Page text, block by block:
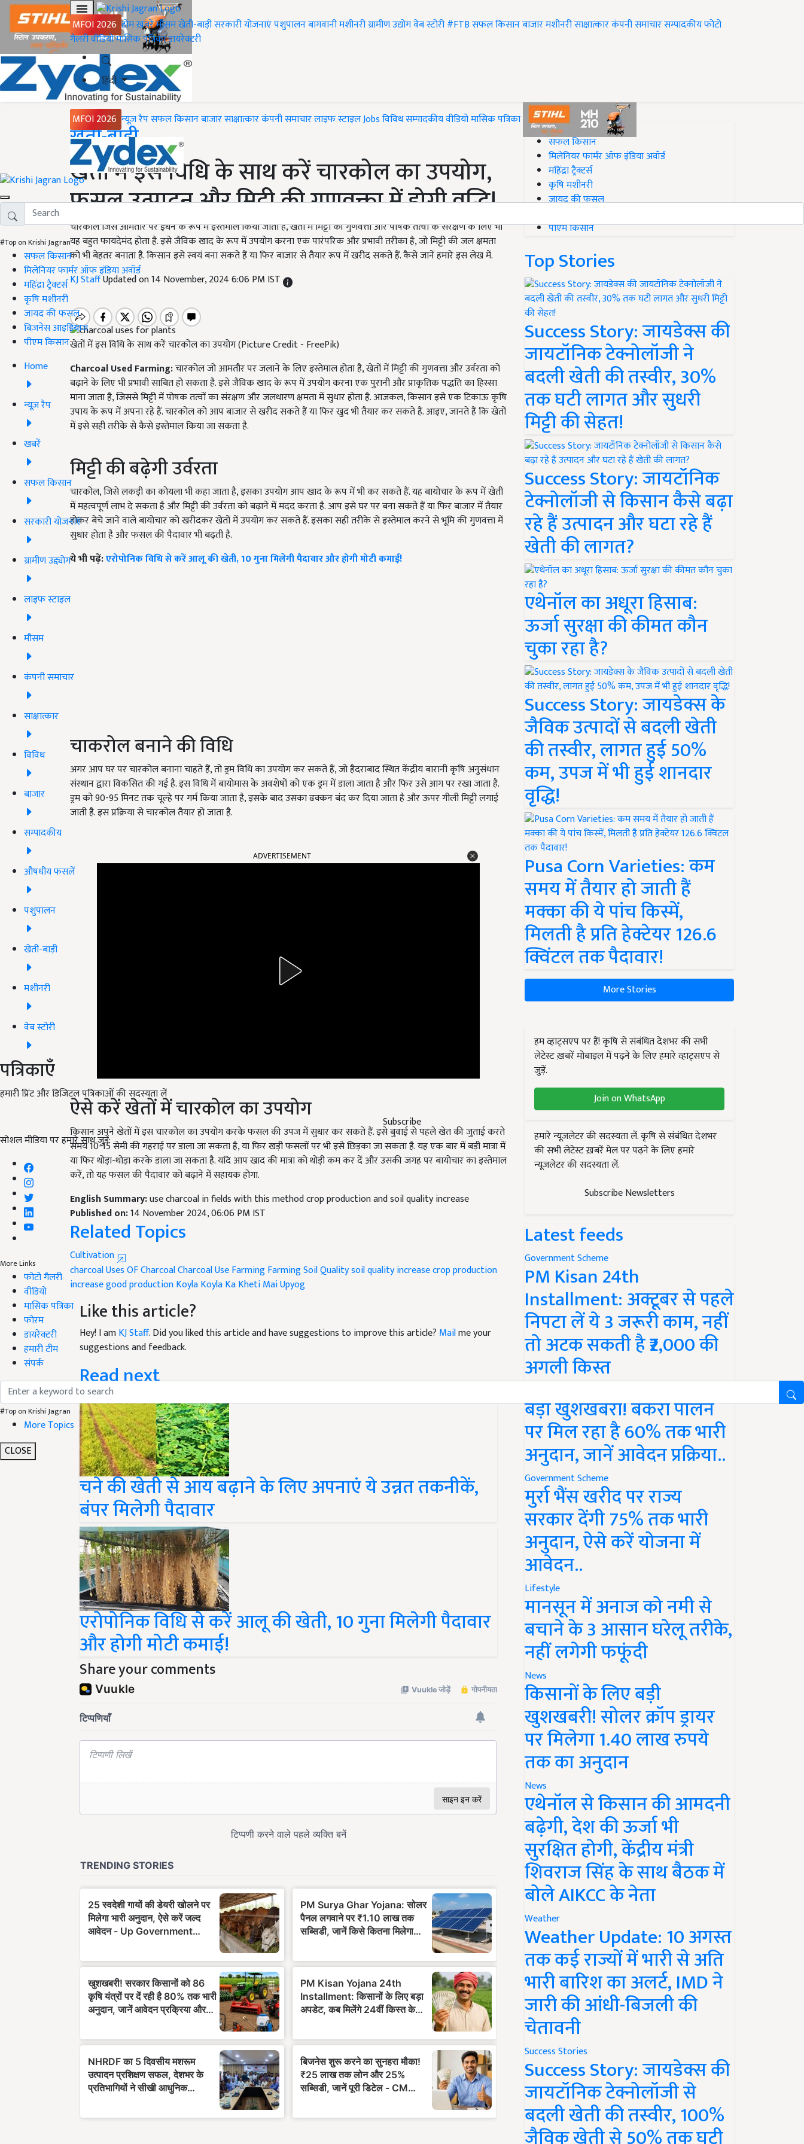
MFOI 2026 होमख़बरेंमौसमखेती-बाड़ीसरकारी योजनाएंपशुपालनबागवानीमशीनरीग्रामीण उद्योगवेब स्टोरी#FTBसफल किसानबाजारमशीनरीसाक्षात्कारकंपनी समाचारसम्पादकीयफोटो
गैलरीवीडियोमासिक पत्रिकाडायरेक्टरी
हिंदी
MFOI 2026 न्यूज़ रैपसफल किसानबाजारसाक्षात्कारकंपनी समाचारलाइफ स्टाइलJobsविविधसम्पादकीयवीडियोमासिक पत्रिका
#Top on Krishi Jagran
सफल किसान
मिलेनियर फार्मर ऑफ इंडिया अवॉर्ड
महिंद्रा ट्रैक्टर्स
कृषि मशीनरी
जायद की फसल
बिज़नेस आइडियाज
पीएम किसान
Home
न्यूज़ रैप
खबरें
सफल किसान
सरकारी योजनाएं
ग्रामीण उद्द्योग
लाइफ स्टाइल
मौसम
कंपनी समाचार
साक्षात्कार
विविध
बाजार
सम्पादकीय
औषधीय फसलें
पशुपालन
खेती-बाड़ी
मशीनरी
वेब स्टोरी
पत्रिकाएँ
हमारी प्रिंट और डिजिटल पत्रिकाओं की सदस्यता लें
Subscribe
सोशल मीडिया पर हमारे साथ जुड़ें:
More Links
फोटो गैलरी
वीडियो
मासिक पत्रिका
फोरम
डायरेक्टरी
हमारी टीम
संपर्क
#Top on Krishi Jagran
More Topics
CLOSE
Home
खेती-बाड़ी
खेतों में इस विधि के साथ करें चारकोल का उपयोग,
फसल उत्पादन और मिट्टी की गुणवक्ता में होगी वृद्धि!
चारकोल जिसे आमतौर पर ईंधन के रूप में इस्तेमाल किया जाता है, खेती में मिट्टी की गुणवत्ता और पोषक तत्वों के संरक्षण के लिए भी
यह बहुत फायदेमंद होता है. इसे जैविक खाद के रूप में उपयोग करना एक पारंपरिक और प्रभावी तरीका है, जो मिट्टी की जल क्षमता
को भी बेहतर बनाता है. किसान इसे स्वयं बना सकते हैं या फिर बाजार से तैयार रूप में खरीद सकते हैं. कैसे जानें हमारे इस लेख में.
KJ StaffUpdated on 14 November, 2024 6:06 PM IST
खेतों में इस विधि के साथ करें चारकोल का उपयोग (Picture Credit - FreePik)
Charcoal Used Farming:चारकोल जो आमतौर पर जलाने के लिए इस्तेमाल होता है, खेतों में मिट्टी की गुणवत्ता और उर्वरता को
बढ़ाने के लिए भी प्रभावी साबित हो सकता है. इसे जैविक खाद के रूप में उपयोग करना एक पुरानी और प्राकृतिक पद्धति का हिस्सा
माना जाता है, जिससे मिट्टी में पोषक तत्वों का संरक्षण और जलधारण क्षमता में सुधार होता है. आजकल, किसान इसे एक टिकाऊ कृषि
उपाय के रूप में अपना रहे हैं. चारकोल को आप बाजार से खरीद सकते हैं या फिर खुद भी तैयार कर सकते हैं. आइए, जानते हैं कि खेतों
में इसे सही तरीके से कैसे इस्तेमाल किया जा सकता है.
मिट्टी की बढ़ेगी उर्वरता
चारकोल, जिसे लकड़ी का कोयला भी कहा जाता है, इसका उपयोग आप खाद के रूप में भी कर सकते हैं. यह बायोचार के रूप में खेती
में महत्वपूर्ण लाभ दे सकता है और मिट्टी की उर्वरता को बढ़ाने में मदद करता है. आप इसे घर पर बना सकते हैं या फिर बाजार में तैयार
होकर बेचे जाने वाले बायोचार को खरीदकर खेतों में उपयोग कर सकते हैं. इसका सही तरीके से इस्तेमाल करने से भूमि की गुणवत्ता में
सुधार होता है और फसल की पैदावार भी बढ़ती है.
ये भी पढ़ें:एरोपोनिक विधि से करें आलू की खेती, 10 गुना मिलेगी पैदावार और होगी मोटी कमाई!
चाकरोल बनाने की विधि
अगर आप घर पर चारकोल बनाना चाहते हैं, तो ड्रम विधि का उपयोग कर सकते हैं, जो हैदराबाद स्थित केंद्रीय बारानी कृषि अनुसंधान
संस्थान द्वारा विकसित की गई है. इस विधि में बायोमास के अवशेषों को एक ड्रम में डाला जाता है और फिर उसे आग पर रखा जाता है.
ड्रम को 90-95 मिनट तक चूल्हे पर गर्म किया जाता है, इसके बाद उसका ढक्कन बंद कर दिया जाता है और ऊपर गीली मिट्टी लगाई
जाती है. इस प्रक्रिया से चारकोल तैयार हो जाता है.
ADVERTISEMENT
ऐसे करें खेतों में चारकोल का उपयोग
किसान अपने खेतों में इस चारकोल का उपयोग करके फसल की उपज में सुधार कर सकते हैं. इसे बुवाई से पहले खेत की जुताई करते
समय 10-15 सेमी की गहराई पर डाला जा सकता है, या फिर खड़ी फसलों पर भी इसे छिड़का जा सकता है. यह एक बार में बड़ी मात्रा में
या फिर थोड़ा-थोड़ा करके डाला जा सकता है. यदि आप खाद की मात्रा को थोड़ी कम कर दें और उसकी जगह पर बायोचार का इस्तेमाल
करें, तो यह फसल की पैदावार को बढ़ाने में सहायक होगा.
English Summary:use charcoal in fields with this method crop production and soil quality increase
Published on:14 November 2024, 06:06 PM IST
Related Topics
Cultivation
charcoalUses OF CharcoalCharcoal Use FarmingFarmingSoil Qualitysoil quality increasecrop production
increasegood productionKoylaKoyla Ka Kheti Mai Upyog
Like this article?
Hey! I amKJ Staff. Did you liked this article and have suggestions to improve this article? Mailme your
suggestions and feedback.
Read next
चने की खेती से आय बढ़ाने के लिए अपनाएं ये उन्नत तकनीकें,
बंपर मिलेगी पैदावार
एरोपोनिक विधि से करें आलू की खेती, 10 गुना मिलेगी पैदावार
और होगी मोटी कमाई!
Share your comments
#Top on Krishi Jagran
सफल किसान
मिलेनियर फार्मर ऑफ इंडिया अवॉर्ड
महिंद्रा ट्रैक्टर्स
कृषि मशीनरी
जायद की फसल
पीएम किसान
Top Stories
Success Story: जायडेक्स की
जायटॉनिक टेक्नोलॉजी ने
बदली खेती की तस्वीर, 30%
तक घटी लागत और सुधरी
मिट्टी की सेहत!
Success Story: जायटॉनिक
टेक्नोलॉजी से किसान कैसे बढ़ा
रहे हैं उत्पादन और घटा रहे हैं
खेती की लागत?
एथेनॉल का अधूरा हिसाब:
ऊर्जा सुरक्षा की कीमत कौन
चुका रहा है?
Success Story: जायडेक्स के
जैविक उत्पादों से बदली खेती
की तस्वीर, लागत हुई 50%
कम, उपज में भी हुई शानदार
वृद्धि!
Pusa Corn Varieties: कम
समय में तैयार हो जाती हैं
मक्का की ये पांच किस्में,
मिलती है प्रति हेक्टेयर 126.6
क्विंटल तक पैदावार!
More Stories
हम व्हाट्सएप पर हैं! कृषि से संबंधित देशभर की सभी
लेटेस्ट ख़बरें मोबाइल में पढ़ने के लिए हमारे व्हाट्सएप से
जुड़ें.
Join on WhatsApp
हमारे न्यूज़लेटर की सदस्यता लें. कृषि से संबंधित देशभर
की सभी लेटेस्ट ख़बरें मेल पर पढ़ने के लिए हमारे
न्यूज़लेटर की सदस्यता लें.
Subscribe Newsletters
Latest feeds
Government Scheme
PM Kisan 24th
Installment: अक्टूबर से पहले
निपटा लें ये 3 जरूरी काम, नहीं
तो अटक सकती है ₹2,000 की
अगली किस्त
बड़ी खुशखबरी! बकरी पालन
पर मिल रहा है 60% तक भारी
अनुदान, जानें आवेदन प्रक्रिया..
Government Scheme
मुर्रा भैंस खरीद पर राज्य
सरकार देंगी 75% तक भारी
अनुदान, ऐसे करें योजना में
आवेदन..
Lifestyle
मानसून में अनाज को नमी से
बचाने के 3 आसान घरेलू तरीके,
नहीं लगेगी फफूंदी
News
किसानों के लिए बड़ी
खुशखबरी! सोलर क्रॉप ड्रायर
पर मिलेगा 1.40 लाख रुपये
तक का अनुदान
News
एथेनॉल से किसान की आमदनी
बढ़ेगी, देश की ऊर्जा भी
सुरक्षित होगी, केंद्रीय मंत्री
शिवराज सिंह के साथ बैठक में
बोले AIKCC के नेता
Weather
Weather Update: 10 अगस्त
तक कई राज्यों में भारी से अति
भारी बारिश का अलर्ट, IMD ने
जारी की आंधी-बिजली की
चेतावनी
Success Stories
Success Story: जायडेक्स की
जायटॉनिक टेक्नोलॉजी से
बदली खेती की तस्वीर, 100%